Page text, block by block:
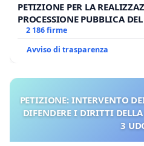
PETIZIONE PER LA
PROCESSIONE PUBBLICA
MILANO
2 186 firme
Avviso di trasparenza
PETIZIONE: INTERVENTO
DIFENDERE I DIRITTI
3